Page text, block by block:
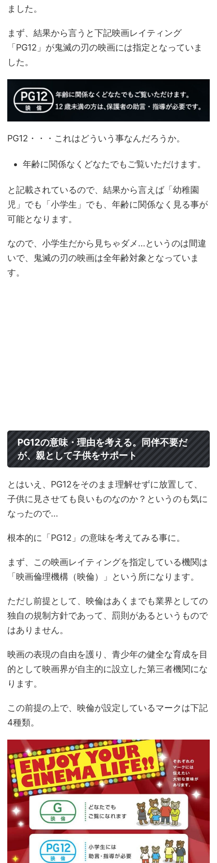
ました。
まず、結果から言うと下記映画レイティング
「PG12」が鬼滅の刃の映画には指定となっていま
した。
PG12・・・これはどういう事なんだろうか。
年齢に関係なくどなたでもご覧いただけます。
と記載されているので、結果から言えば「幼稚園
児」でも「小学生」でも、年齢に関係なく見る事が
可能となります。
なので、小学生だから見ちゃダメ...というのは間違
いで、鬼滅の刃の映画は全年齢対象となっていま
す。
PG12の意味・理由を考える。同伴不要だ
が、親として子供をサポート
とはいえ、PG12をそのまま理解せずに放置して、
子供に見させても良いものなのか？というのも気に
なったので...
根本的に「PG12」の意味を考えてみる事に。
まず、この映画レイティングを指定している機関は
「映画倫理機構（映倫）」という所になります。
ただし前提として、映倫はあくまでも業界としての
独自の規制方針であって、罰則があるというもので
はありません。
映画の表現の自由を護り、青少年の健全な育成を目
的として映画界が自主的に設立した第三者機関にな
ります。
この前提の上で、映倫が設定しているマークは下記
4種類。